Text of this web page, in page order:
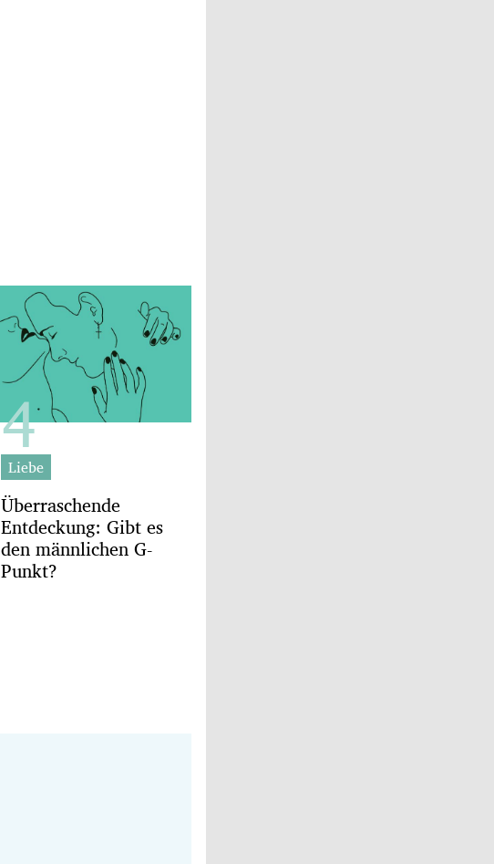
Liebe
Überraschende
Entdeckung: Gibt es
den männlichen G-
Punkt?